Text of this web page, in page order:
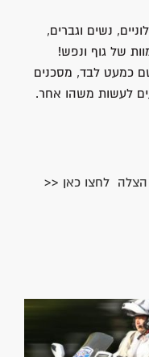
נשים וגברים,
של גוף ונפש!
כמעט לבד, מסכנים
לעשות משהו אחר.
הצלה לחצו כאן <<